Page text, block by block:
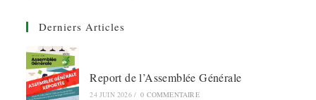
Derniers Articles
Report de l’Assemblée Générale
24 JUIN 2026 / 0 COMMENTAIRE